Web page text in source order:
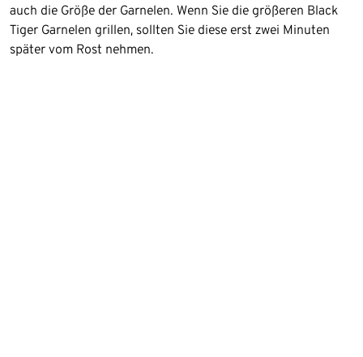
auch die Größe der Garnelen. Wenn Sie die größeren Black
Tiger Garnelen grillen, sollten Sie diese erst zwei Minuten
später vom Rost nehmen.